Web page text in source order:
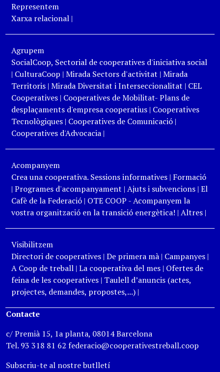
Representem
Xarxa relacional|
Agrupem
SocialCoop, Sectorial de cooperatives d'iniciativa social
| CulturaCoop | Mirada Sectors d'activitat | Mirada
Territoris| Mirada Diversitat i Interseccionalitat | CEL
Cooperatives| Cooperatives de Mobilitat- Plans de
desplaçaments d'empresa cooperatius| Cooperatives
Tecnològiques| Cooperatives de Comunicació|
Cooperatives d'Advocacia|
Acompanyem
Crea una cooperativa. Sessions informatives| Formació
| Programes d'acompanyament | Ajuts i subvencions| El
Cafè de la Federació| OTE COOP - Acompanyem la
vostra organització en la transició energètica! | Altres|
Visibilitzem
Directori de cooperatives| De primera mà| Campanyes|
A Coop de treball| La cooperativa del mes| Ofertes de
feina de les cooperatives| Taulell d’anuncis (actes,
projectes, demandes, propostes,...)|
Contacte
c/ Premià 15, 1a planta, 08014 Barcelona
Tel. 93 318 81 62 federacio@cooperativestreball.coop
Subscriu-te al nostre butlletí